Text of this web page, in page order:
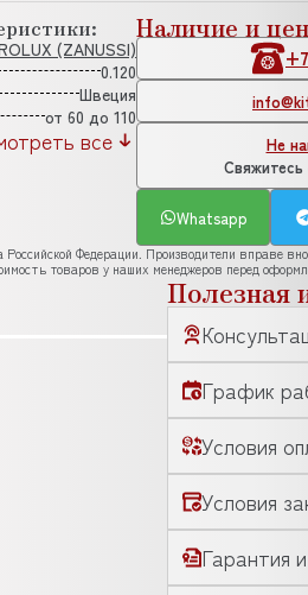
(ZANUSSI)
0.120
Швеция
от 60 до 110
все
Наличие и
Не
Whatsapp
Федерации. Производители вправе
товаров у наших менеджеров перед
Полезная
График
Условия
Условия
Гарантия